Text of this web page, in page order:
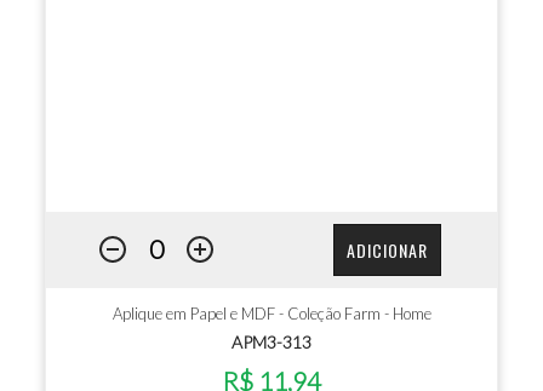
ADICIONAR
Aplique em Papel e MDF - Coleção Farm - Home
APM3-313
R$ 11,94